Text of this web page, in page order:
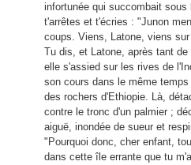
infortunée qui succombait
t'arrêtes et t'écries : "Junon
coups. Viens, Latone, viens
Tu dis, et Latone, après tant
elle s'assied sur les rives de
son cours dans le même
des rochers d'Ethiopie. Là,
contre le tronc d'un palmier ;
aiguë, inondée de sueur et
"Pourquoi donc, cher enfant,
dans cette île errante que tu